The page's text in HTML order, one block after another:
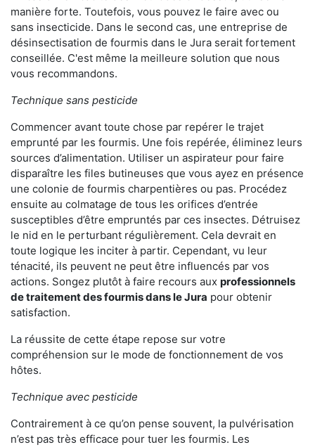
manière forte. Toutefois, vous pouvez le faire avec ou
sans insecticide. Dans le second cas, une entreprise de
désinsectisation de fourmis dans le Jura serait fortement
conseillée. C'est même la meilleure solution que nous
vous recommandons.
Technique sans pesticide
Commencer avant toute chose par repérer le trajet
emprunté par les fourmis. Une fois repérée, éliminez leurs
sources d’alimentation. Utiliser un aspirateur pour faire
disparaître les files butineuses que vous ayez en présence
une colonie de fourmis charpentières ou pas. Procédez
ensuite au colmatage de tous les orifices d’entrée
susceptibles d’être empruntés par ces insectes. Détruisez
le nid en le perturbant régulièrement. Cela devrait en
toute logique les inciter à partir. Cependant, vu leur
ténacité, ils peuvent ne peut être influencés par vos
actions. Songez plutôt à faire recours aux professionnels
de traitement des fourmis dans le Jura pour obtenir
satisfaction.
La réussite de cette étape repose sur votre
compréhension sur le mode de fonctionnement de vos
hôtes.
Technique avec pesticide
Contrairement à ce qu’on pense souvent, la pulvérisation
n’est pas très efficace pour tuer les fourmis. Les